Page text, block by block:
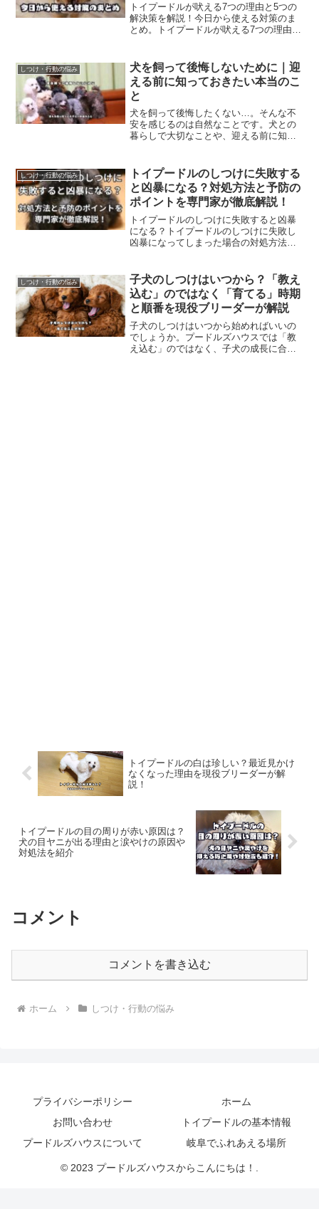
トイプードルが吠える7つの理由と5つの
解決策を解説！今日から使える対策のま
とめ。トイプードルが吠える7つの理由、
える7つの理由と5つ解決策を解説！今日
から使える対策のまとめ。
しつけ・行動の悩み
犬を飼って後悔しないために｜迎
える前に知っておきたい本当のこ
と
犬を飼って後悔したくない…。そんな不
安を感じるのは自然なことです。犬との
暮らしで大切なことや、迎える前に知っ
す。
しつけ・行動の悩み
トイプードルのしつけに失敗する
と凶暴になる？対処方法と予防の
ポイントを専門家が徹底解説！
トイプードルのしつけに失敗すると凶暴
になる？トイプードルのしつけに失敗し
凶暴になってしまった場合の対処方法と
なる？対処方法と予防のポイントを専門
家が徹底解説！ではどうぞ。
しつけ・行動の悩み
子犬のしつけはいつから？「教え
込む」のではなく「育てる」時期
と順番を現役ブリーダーが解説
子犬のしつけはいつから始めればいいの
でしょうか。プードルズハウスでは「教
え込む」のではなく、子犬の成長に合わ
トイプードルの白は珍しい？最近見かけ
なくなった理由を現役ブリーダーが解
説！
トイプードルの目の周りが赤い原因は？
犬の目ヤニが出る理由と涙やけの原因や
対処法を紹介
コメント
コメントを書き込む
ホーム しつけ・行動の悩み
プライバシーポリシー
ホーム
お問い合わせ
トイプードルの基本情報
プードルズハウスについて
岐阜でふれあえる場所
© 2023 プードルズハウスからこんにちは！.